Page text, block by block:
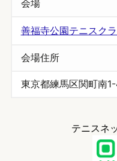
会場
善福寺公園テニスク
会場住所
東京都練馬区関町南
テニスネ